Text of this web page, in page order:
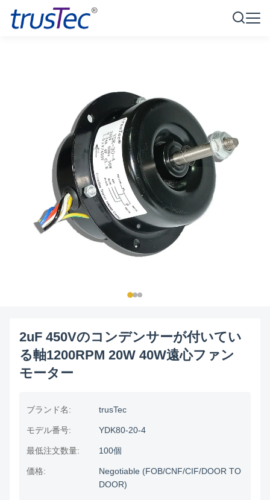
2uF 450Vのコンデンサーが付いてい
る軸1200RPM 20W 40W遠心ファン
モーター
ブランド名: trusTec
モデル番号: YDK80-20-4
最低注文数量: 100個
価格:
Negotiable (FOB/CNF/CIF/DOOR TO
DOOR)